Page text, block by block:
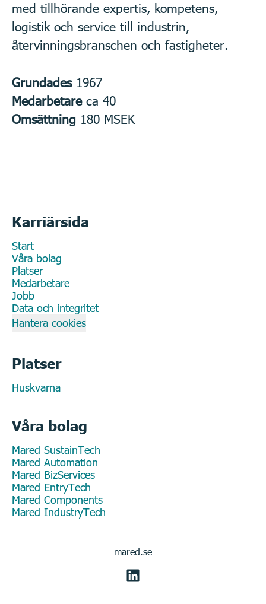
med tillhörande expertis, kompetens,
logistik och service till industrin,
återvinningsbranschen och fastigheter.
Grundades 1967
Medarbetare ca 40
Omsättning 180 MSEK
Karriärsida
Start
Våra bolag
Platser
Medarbetare
Jobb
Data och integritet
Hantera cookies
Platser
Huskvarna
Våra bolag
Mared SustainTech
Mared Automation
Mared BizServices
Mared EntryTech
Mared Components
Mared IndustryTech
mared.se